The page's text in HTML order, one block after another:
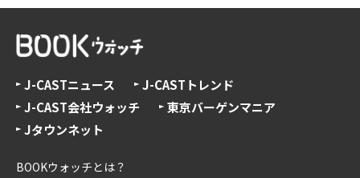
J-CASTニュース
J-CASTトレンド
J-CAST会社ウォッチ
東京バーゲンマニア
Jタウンネット
BOOKウォッチとは？